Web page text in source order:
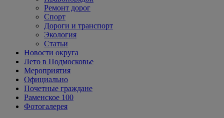
Ремонт дорог
Спорт
Дороги и транспорт
Экология
Статьи
Новости округа
Лето в Подмосковье
Мероприятия
Официально
Почетные граждане
Раменское 100
Фотогалерея